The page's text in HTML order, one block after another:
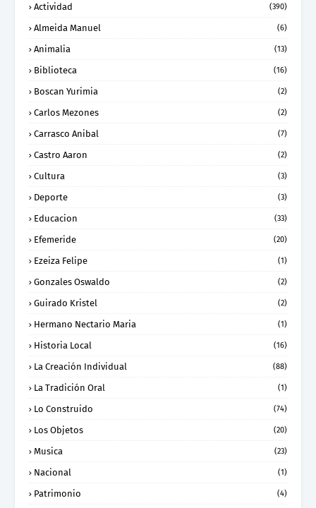
Actividad (390)
Almeida Manuel (6)
Animalia (13)
Biblioteca (16)
Boscan Yurimia (2)
Carlos Mezones (2)
Carrasco Anibal (7)
Castro Aaron (2)
Cultura (3)
Deporte (3)
Educacion (33)
Efemeride (20)
Ezeiza Felipe (1)
Gonzales Oswaldo (2)
Guirado Kristel (2)
Hermano Nectario Maria (1)
Historia Local (16)
La Creación Individual (88)
La Tradición Oral (1)
Lo Construido (74)
Los Objetos (20)
Musica (23)
Nacional (1)
Patrimonio (4)